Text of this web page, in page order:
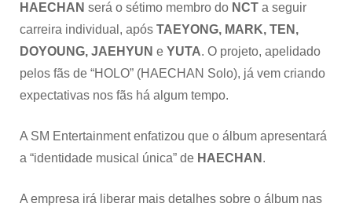
HAECHAN será o sétimo membro do NCT a seguir
carreira individual, após TAEYONG, MARK, TEN,
DOYOUNG, JAEHYUN e YUTA. O projeto, apelidado
pelos fãs de “HOLO” (HAECHAN Solo), já vem criando
expectativas nos fãs há algum tempo.
A SM Entertainment enfatizou que o álbum apresentará
a “identidade musical única” de HAECHAN .
A empresa irá liberar mais detalhes sobre o álbum nas